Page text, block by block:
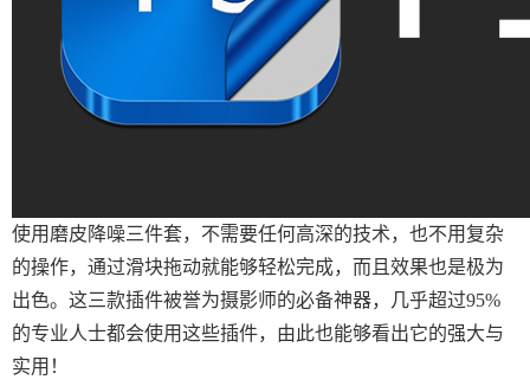
使用磨皮降噪三件套，不需要任何高深的技术，也不用复杂
的操作，通过滑块拖动就能够轻松完成，而且效果也是极为
出色。这三款插件被誉为摄影师的必备神器，几乎超过95%
的专业人士都会使用这些插件，由此也能够看出它的强大与
实用！